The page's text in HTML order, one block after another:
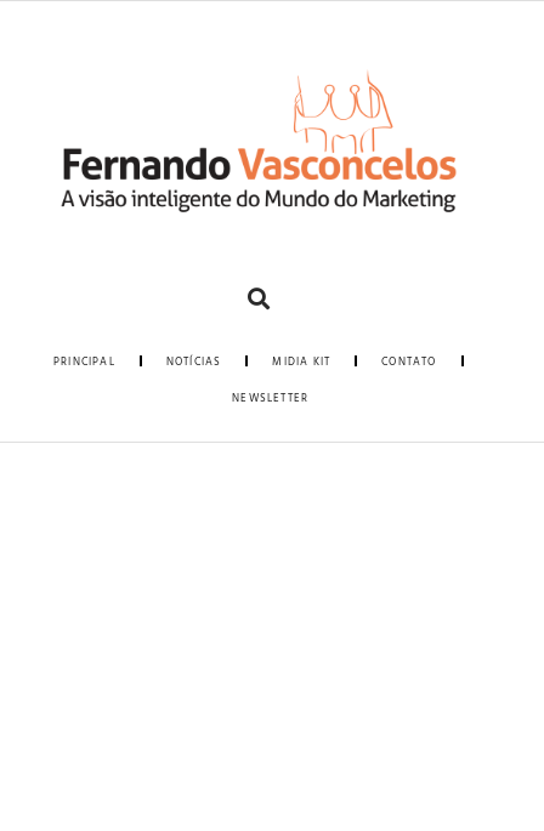
PRINCIPAL NOTÍCIAS MIDIA KIT CONTATO
NEWSLETTER